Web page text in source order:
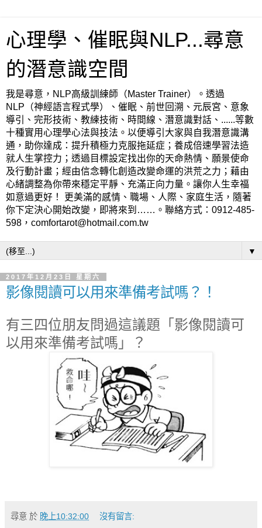
心理學、催眠與NLP...尋意
的潛意識空間
我是尋意，NLP高級訓練師（Master Trainer）。透過
NLP（神經語言程式學）、催眠、前世回溯、元辰宮、意象
導引、完形技術、教練技術、時間線、潛意識對話、......等數
十種實用心理學心法與技法。以便導引大家與自我潛意識溝
通，助你達成：提升積極力克服拖延症；養成倍速學習法造
就人生掌控力；透過目標設定找出你的天命熱情、願景使命
及行動計畫；經由信念轉化創造改變命運的洪荒之力；藉由
心緒調整為你帶來穩定平靜、充滿正向力量。讓你人生幸福
如意過更好！ 更美滿的感情、職場、人際、家庭生活，隨著
你下定決心開始改變，即將來到……。聯絡方式：0912-485-
598，comfortarot@hotmail.com.tw
▼
2017年12月23日 星期六
影像閱讀可以用來準備考試嗎？！
有三四位朋友問過這議題「影像閱讀可
以用來準備考試嗎」？
尋意 於 晚上10:32:00 沒有留言: